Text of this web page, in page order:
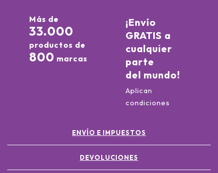
Más de
33.000
productos de
800 marcas
¡Envío
GRATIS a
cualquier
parte
del mundo!
Aplican
condiciones
ENVÍO E IMPUESTOS
DEVOLUCIONES